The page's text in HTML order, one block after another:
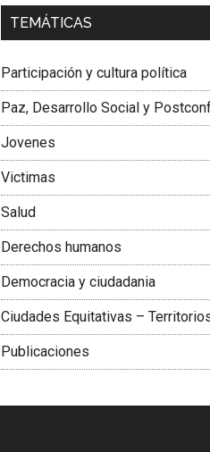
Dra. Carolina Corcho Mejía,
Latinoamericana Sur,
TEMÁTICAS
Participación y cultura política
Paz, Desarrollo Social y
Jovenes
Victimas
Salud
Derechos humanos
Democracia y ciudadania
Ciudades Equitativas –
Publicaciones